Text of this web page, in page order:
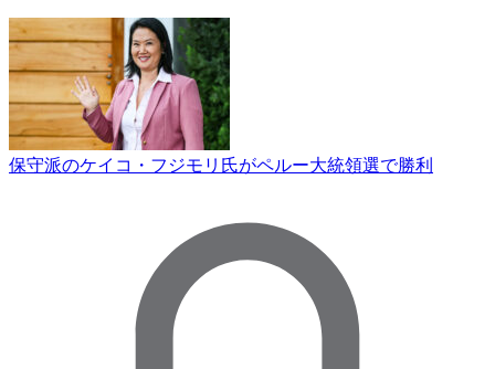
保守派のケイコ・フジモリ氏がペルー大統領選で勝利